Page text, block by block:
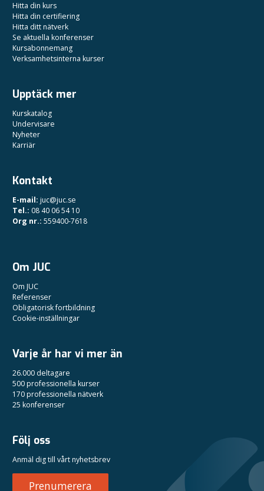
Hitta din kurs
Hitta din certifiering
Hitta ditt nätverk
Se aktuella konferenser
Kursabonnemang
Verksamhetsinterna kurser
Upptäck mer
Kurskatalog
Undervisare
Nyheter
Karriär
Kontakt
E-mail: juc@juc.se
Tel.: 08 40 06 54 10
Org nr.: 559400-7618
Om JUC
Om JUC
Referenser
Obligatorisk fortbildning
Cookie-inställningar
Varje år har vi mer än
26.000 deltagare
500 professionella kurser
170 professionella nätverk
25 konferenser
Följ oss
Anmäl dig till vårt nyhetsbrev
Prenumerera